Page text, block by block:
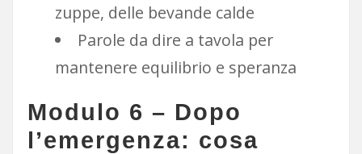
zuppe, delle bevande calde
Parole da dire a tavola per
mantenere equilibrio e speranza
Modulo 6 – Dopo
l’emergenza: cosa